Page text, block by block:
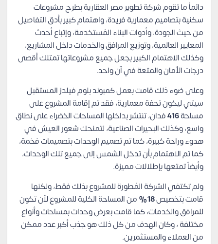
دائماً ما تقوم شركة تطوير مصر العقارية بطرح مشروعات
سكنية بتصاميم معمارية فريدة، واهتمام كبير بأدق التفاصيل
من حيث الجودة، وأدوات البناء المُستخدمة، وإتباع أحدث
المعايير العالمية، وتوزيع المرافق والخدمات داخل المشاريع،
وكذلك الاهتمام الكبير بجعل جميع مشروعاتها تمتلك أقصى
درجات الأمان والمتعة في آن واحد.
وعلى ضوء ذلك قامت بعمل كمبوند بلوم فيلدز المستقبل
سيتي ليكون تحفة معمارية، فقد تم إقامة المشروع على
مساحة416فدان، تنتشر بداخلها المساحات الخضراء على نطاق
واسع، وكذلك البحيرات الصناعية، لتمنحك شعور العيش في
هدوء وراحة كبيرة، كما تم تصميم الوحدات بتصميمات فخمة،
كما تم الاهتمام بأن تدخل الشمس إلى جميع تلك الوحدات،
وأيضاً تمتعها بإطلالات مميزة.
ولم تكتفي الشركة المُطورة للمشروع بذلك فقط، ولكنها
قامت بتخصيص18%
من المساحة الكلية للمشروع لأن تكون
للمرافق والخدمات، كما قامت بعرض وحدات بمساحات وأنواع
مختلفة ، وكان الهدف من كل ذلك هو جذب أكبر عدد ممكن
من العملاء والمستثمرين.